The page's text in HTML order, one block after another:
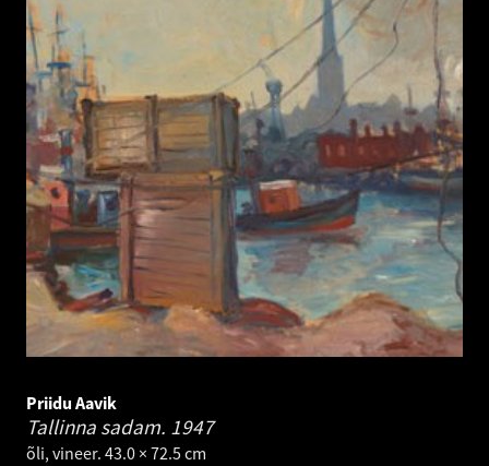
Priidu Aavik
Tallinna sadam. 1947
õli, vineer. 43.0 × 72.5 cm